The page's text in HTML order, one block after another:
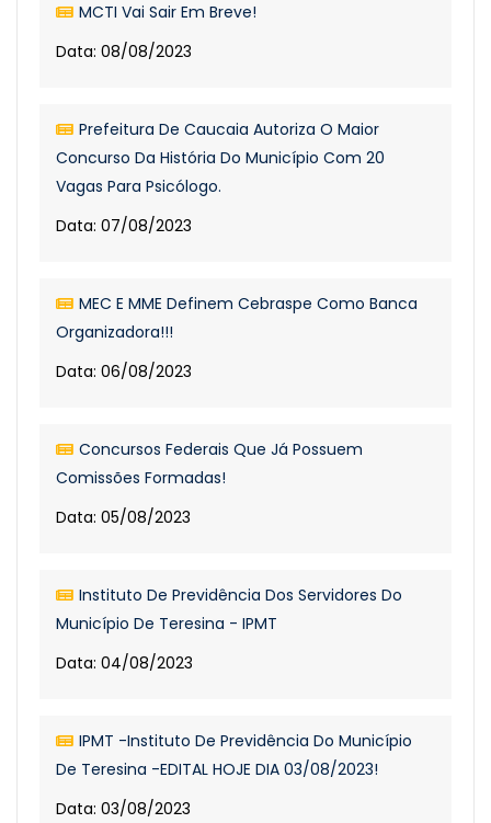
MCTI Vai Sair Em Breve!
Data: 08/08/2023
Prefeitura De Caucaia Autoriza O Maior
Concurso Da História Do Município Com 20
Vagas Para Psicólogo.
Data: 07/08/2023
MEC E MME Definem Cebraspe Como Banca
Organizadora!!!
Data: 06/08/2023
Concursos Federais Que Já Possuem
Comissões Formadas!
Data: 05/08/2023
Instituto De Previdência Dos Servidores Do
Município De Teresina - IPMT
Data: 04/08/2023
IPMT -Instituto De Previdência Do Município
De Teresina -EDITAL HOJE DIA 03/08/2023!
Data: 03/08/2023